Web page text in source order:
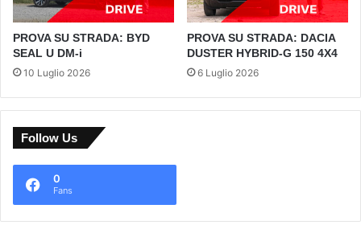
PROVA SU STRADA: BYD
SEAL U DM-i
10 Luglio 2026
PROVA SU STRADA: DACIA
DUSTER HYBRID-G 150 4X4
6 Luglio 2026
Follow Us
0
Fans